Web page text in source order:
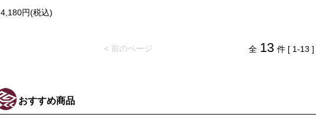
4,180円(税込)
< 前のページ 全 13 件 [ 1-13 ]
おすすめ商品